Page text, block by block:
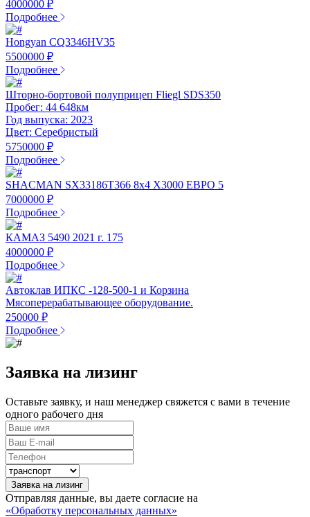
4000000 ₽
Подробнее
Hongyan CQ3346HV35
5500000 ₽
Подробнее
Шторно-бортовой полуприцеп Fliegl SDS350
Пробег: 44 648км
Год выпуска: 2023
Цвет: Серебристый
5750000 ₽
Подробнее
SHACMAN SX33186T366 8х4 X3000 ЕВРО 5
7000000 ₽
Подробнее
КАМАЗ 5490 2021 г. 175
4000000 ₽
Подробнее
Автоклав ИПКС -128-500-1 и Корзина
Мясоперерабатывающее оборудование.
250000 ₽
Подробнее
Заявка на лизинг
Оставьте заявку, и наш менеджер свяжется с вами в течение
одного рабочего дня
Заявка на лизинг
Отправляя данные, вы даете согласие на
«Обработку персональных данных»